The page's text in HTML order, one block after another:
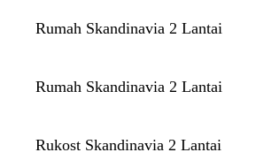
Rumah Skandinavia 2 Lantai
Rumah Skandinavia 2 Lantai
Rukost Skandinavia 2 Lantai